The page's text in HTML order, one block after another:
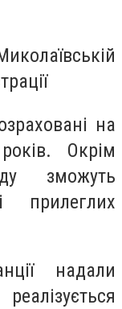
на
Окрім
зможуть
прилеглих
надали